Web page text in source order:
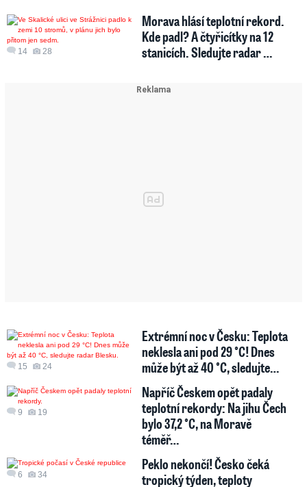
14 28
Morava hlásí teplotní rekord.
Kde padl? A čtyřicítky na 12
stanicích. Sledujte radar …
15 24
Extrémní noc v Česku: Teplota
neklesla ani pod 29 °C! Dnes
může být až 40 °C, sledujte…
9 19
Napříč Českem opět padaly
teplotní rekordy: Na jihu Čech
bylo 37,2 °C, na Moravě
téměř…
6 34
Peklo nekončí! Česko čeká
tropický týden, teploty